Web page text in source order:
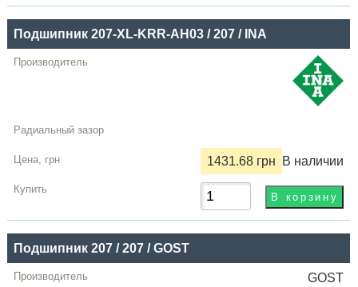
Подшипник 207-XL-KRR-AH03 / 207 / INA
1431.68 грн В наличии
Подшипник 207 / 207 / GOST
GOST